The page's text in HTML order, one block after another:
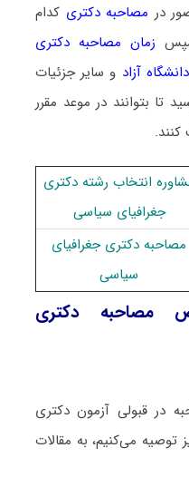
در مصاحبه دکتری کدام
زمان مصاحبه دکتری
آزاد و سایر جزئیات
تا بتوانند در موعد مقرر
انتخاب رشته دکتری
جغرافیای سیاسی
مصاحبه دکتری جغرافیای
سیاسی
مصاحبه دکتری
در قبولی آزمون دکتری
توصیه می‌کنیم، به مقالات